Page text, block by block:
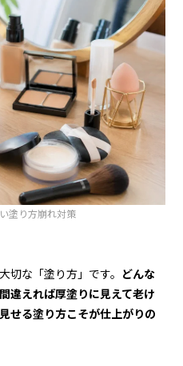
塗り方崩れ対策
切な「塗り方」です。 どんな
違えれば厚塗りに見えて老け
せる塗り方こそが仕上がりの